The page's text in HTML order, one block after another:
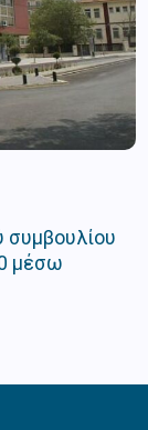
συμβουλίου
μέσω